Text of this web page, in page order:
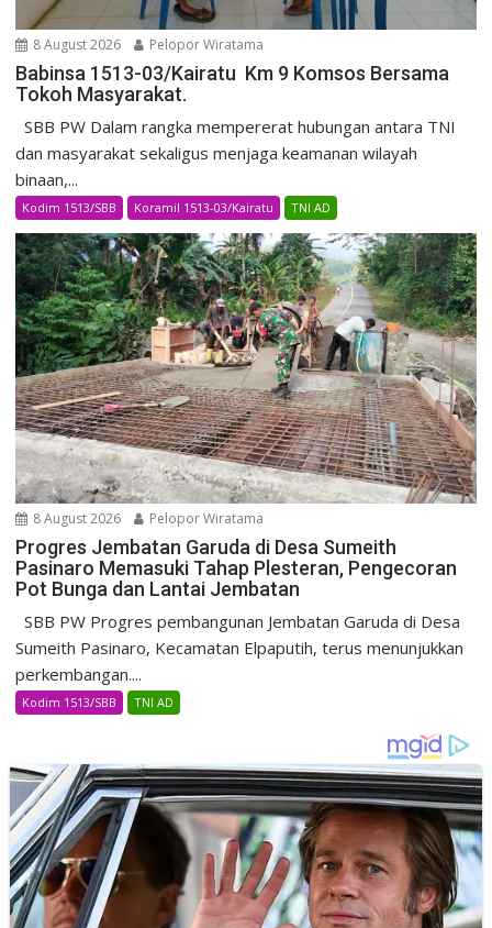
8 August 2026 Pelopor Wiratama
Babinsa 1513-03/Kairatu Km 9 Komsos Bersama
Tokoh Masyarakat.
SBB PW Dalam rangka mempererat hubungan antara TNI
dan masyarakat sekaligus menjaga keamanan wilayah
binaan,...
Kodim 1513/SBB Koramil 1513-03/Kairatu TNI AD
8 August 2026 Pelopor Wiratama
Progres Jembatan Garuda di Desa Sumeith
Pasinaro Memasuki Tahap Plesteran, Pengecoran
Pot Bunga dan Lantai Jembatan
SBB PW Progres pembangunan Jembatan Garuda di Desa
Sumeith Pasinaro, Kecamatan Elpaputih, terus menunjukkan
perkembangan....
Kodim 1513/SBB TNI AD